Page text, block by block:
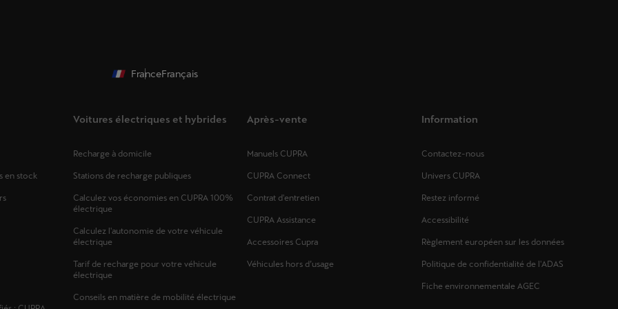
FranceFrançais
en stock
Voitures électriques et hybrides
Recharge à domicile
Stations de recharge publiques
Calculez vos économies en CUPRA 100%
électrique
Calculez l'autonomie de votre véhicule
électrique
Tarif de recharge pour votre véhicule
électrique
Conseils en matière de mobilité électrique
Après-vente
Manuels CUPRA
CUPRA Connect
Contrat d'entretien
CUPRA Assistance
Accessoires Cupra
Véhicules hors d’usage
Information
Contactez-nous
Univers CUPRA
Restez informé
Accessibilité
Règlement européen sur les données
Politique de confidentialité de l'ADAS
Fiche environnementale AGEC